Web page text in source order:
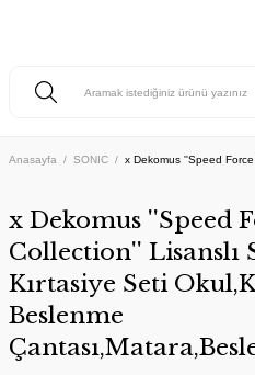
Anasayfa SONIC x Dekomus ''Speed
x Dekomus ''Speed
Collection'' Lisanslı
Kırtasiye Seti
Beslenme